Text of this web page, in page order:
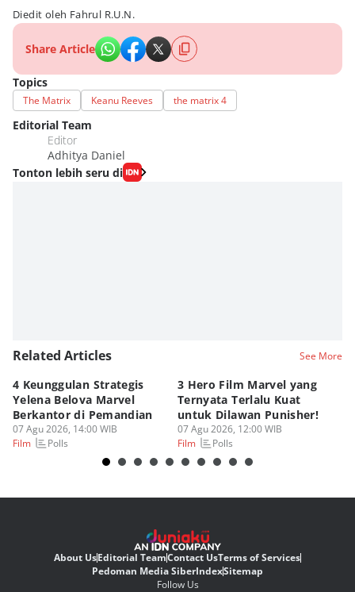
Diedit oleh Fahrul R.U.N.
Share Article
Topics
The Matrix Keanu Reeves the matrix 4
Editorial Team
Editor
Adhitya Daniel
Tonton lebih seru di
Related Articles See More
4 Keunggulan Strategis
Yelena Belova Marvel
Berkantor di Pemandian
07 Agu 2026, 14:00 WIB
Film
Polls
3 Hero Film Marvel yang
Ternyata Terlalu Kuat
untuk Dilawan Punisher!
07 Agu 2026, 12:00 WIB
Film
Polls
About UsEditorial TeamContact UsTerms of Services
Pedoman Media SiberIndexSitemap
Follow Us